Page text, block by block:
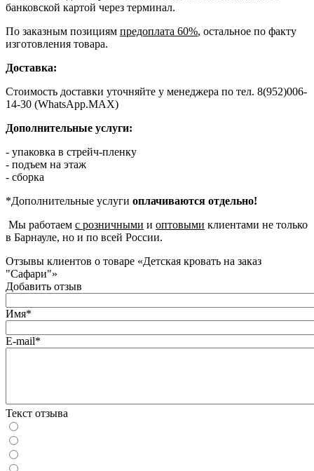
банковской картой через терминал.
По заказным позициям предоплата 60%, остальное по факту
изготовления товара.
Доставка:
Стоимость доставки уточняйте у менеджера по тел. 8(952)006-
14-30 (WhatsApp.MAX)
Дополнительные услуги:
- упаковка в стрейч-пленку
- подъем на этаж
- сборка
*Дополнительные услуги оплачиваются отдельно!
Мы работаем с розничными и оптовыми клиентами не только
в Барнауле, но и по всей России.
Отзывы клиентов о товаре «Детская кровать на заказ
"Сафари"»
Добавить отзыв
Имя*
E-mail*
Текст отзыва